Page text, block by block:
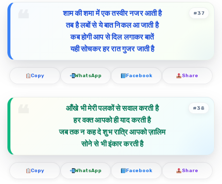
शाम की शमा में एक तस्वीर नजर आती है
तब है लबों से ये बात निकल आ जाती है
कब होगी आप से दिल लगाकर बातें
यही सोचकर हर रात गुजर जाती है
#37
Copy WhatsApp Facebook Share
आँखे भी मेरी पलकों से सवाल करती है
हर वक्त आपको ही याद करती है
जब तक न कह दे शुभ रात्रि आपको ज़ालिम
सोने से भी इंकार करती है
#38
Copy WhatsApp Facebook Share